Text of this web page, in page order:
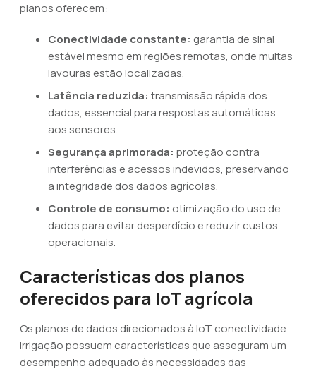
planos oferecem:
Conectividade constante: garantia de sinal
estável mesmo em regiões remotas, onde muitas
lavouras estão localizadas.
Latência reduzida: transmissão rápida dos
dados, essencial para respostas automáticas
aos sensores.
Segurança aprimorada: proteção contra
interferências e acessos indevidos, preservando
a integridade dos dados agrícolas.
Controle de consumo: otimização do uso de
dados para evitar desperdício e reduzir custos
operacionais.
Características dos planos
oferecidos para IoT agrícola
Os planos de dados direcionados à IoT conectividade
irrigação possuem características que asseguram um
desempenho adequado às necessidades das